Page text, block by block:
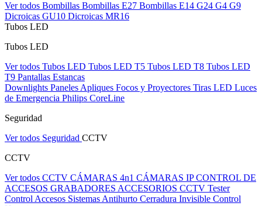
Ver todos Bombillas Bombillas E27 Bombillas E14 G24 G4 G9
Dicroicas GU10 Dicroicas MR16
Tubos LED
Tubos LED
Ver todos Tubos LED Tubos LED T5 Tubos LED T8 Tubos LED
T9 Pantallas Estancas
Downlights Paneles Apliques Focos y Proyectores Tiras LED Luces
de Emergencia Philips CoreLine
Seguridad
Ver todos Seguridad CCTV
CCTV
Ver todos CCTV CÁMARAS 4n1 CÁMARAS IPCONTROL DE
ACCESOS GRABADORES ACCESORIOS CCTV Tester
Control Accesos Sistemas Antihurto Cerradura Invisible Control